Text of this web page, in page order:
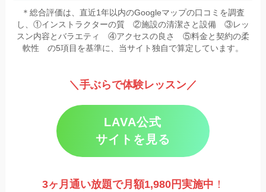
＊総合評価は、直近1年以内のGoogleマップの口コミを調査
し、①インストラクターの質 ②施設の清潔さと設備 ③レッ
スン内容とバラエティ ④アクセスの良さ ⑤料金と契約の柔
軟性 の5項目を基準に、当サイト独自で算定しています。
＼手ぶらで体験レッスン／
LAVA公式
サイトを見る
3ヶ月通い放題で月額1,980円実施中 ！